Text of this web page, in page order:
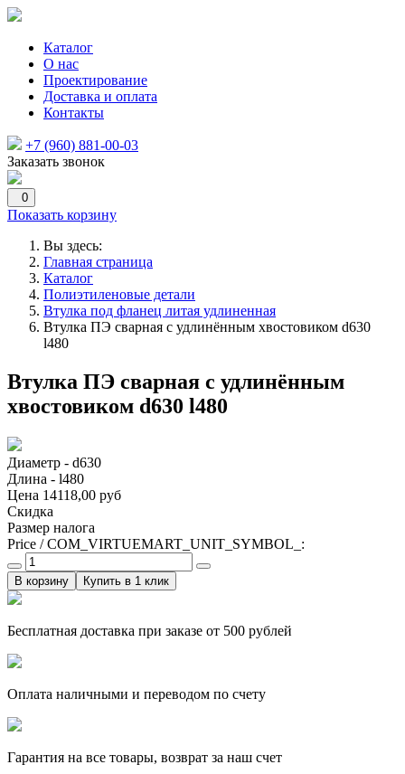
Каталог
О нас
Проектирование
Доставка и оплата
Контакты
+7 (960) 881-00-03
Заказать звонок
0
Показать корзину
Вы здесь:
Главная страница
Каталог
Полиэтиленовые детали
Втулка под фланец литая удлиненная
Втулка ПЭ сварная с удлинённым хвостовиком d630
l480
Втулка ПЭ сварная с удлинённым
хвостовиком d630 l480
Диаметр - d630
Длина - l480
Цена 14118,00 руб
Скидка
Размер налога
Price / COM_VIRTUEMART_UNIT_SYMBOL_:
Купить в 1 клик
Бесплатная доставка при заказе от 500 рублей
Оплата наличными и переводом по счету
Гарантия на все товары, возврат за наш счет